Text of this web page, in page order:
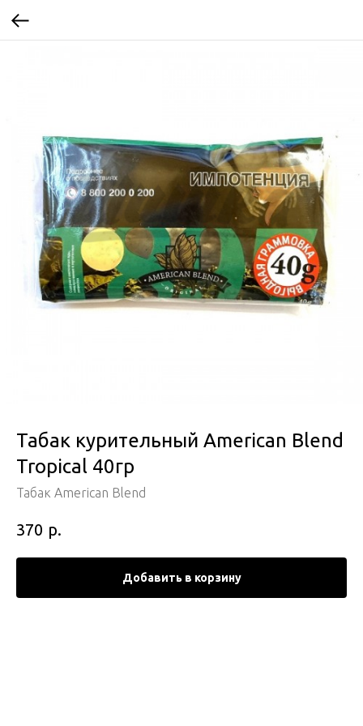
Табак курительный American Blend
Tropical 40гр
Табак American Blend
370 р.
Добавить в корзину